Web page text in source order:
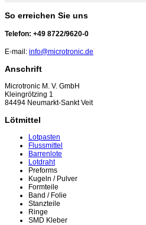
So erreichen Sie uns
Telefon: +49 8722/9620-0
E-mail: info@microtronic.de
Anschrift
Microtronic M. V. GmbH
Kleingrötzing 1
84494 Neumarkt-Sankt Veit
Lötmittel
Lotpasten
Flussmittel
Barrenlote
Lotdraht
Preforms
Kugeln / Pulver
Formteile
Band / Folie
Stanzteile
Ringe
SMD Kleber